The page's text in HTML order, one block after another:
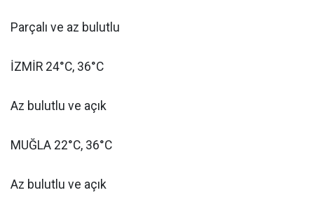
Parçalı ve az bulutlu
İZMİR 24°C, 36°C
Az bulutlu ve açık
MUĞLA 22°C, 36°C
Az bulutlu ve açık